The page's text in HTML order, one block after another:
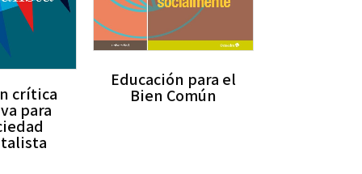
crítica
para
Educación para el
Bien Común